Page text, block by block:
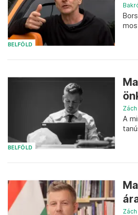
BELFÖLD
BELFÖLD
A